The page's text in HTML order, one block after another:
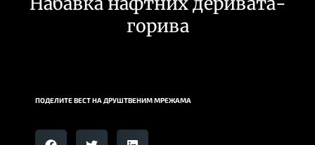
горива
ПОДЕЛИТЕ ВЕСТ НА ДРУШТВЕНИМ МРЕЖАМА